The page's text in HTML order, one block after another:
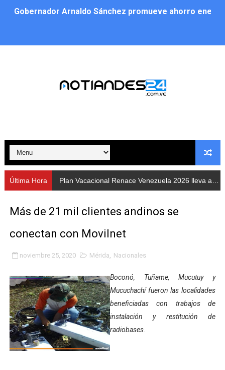
Plan Vacacional Renace Venezuela 2026 lleva
​Gobierno Bolivariano avanza en la instalación de
Cidata y el Observatorio Astronómico Nacional de
Concejo Municipal de Zea celebra distinción de
CIEPROL-ULA distingue al municipio Zea como
Plan Quirúrgico Regional llega a Pueblo Llano con la
Iaanem graduó a bebés de Mérida en jornada de
Iahula pone en marcha protocolo de triaje psicosocial
Arranca en Rivas Dávila el Plan de Renovación de
Alcalde Nelson Álvarez llevó jornada recreativa a la
CorpoMérida continúa con ciclos de formación
Fundacite culmina primera etapa de su Plan Vacacional
Última Hora Plan de alumbrado p
Más de 21 mil clientes andinos se
conectan con Movilnet
noviembre 25, 2020 Mérida, Nacionales
Boconó, Tuñame, Mucutuy y
Mucuchachí fueron las localidades
beneficiadas con trabajos de
instalación y restitución de
radiobases.